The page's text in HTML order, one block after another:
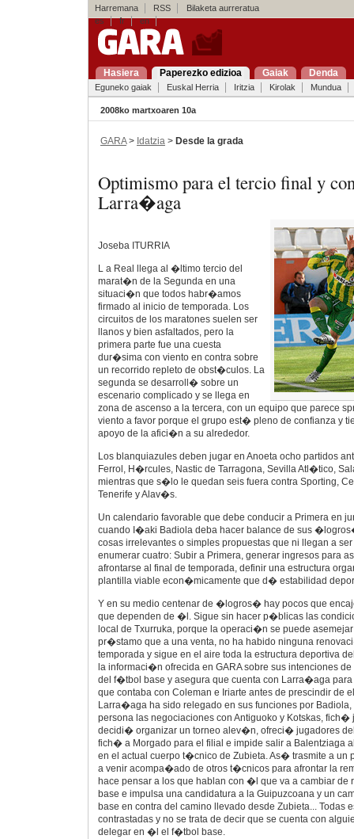
Harremana RSS
Bilaketa aurreratua
es
fr en
Hasiera Paperezko edizioa Gaiak Denda
Eguneko gaiak Euskal Herria Iritzia Kirolak Mundua
2008ko martxoaren 10a
GARA> Idatzia > Desde la grada
Optimismo para el tercio final y
Larra�aga
Joseba ITURRIA
L a Real llega al �ltimo tercio del
marat�n de la Segunda en una
situaci�n que todos habr�amos
firmado al inicio de temporada. Los
circuitos de los maratones suelen ser
llanos y bien asfaltados, pero la
primera parte fue una cuesta
dur�sima con viento en contra sobre
un recorrido repleto de obst�culos. La
segunda se desarroll� sobre un
escenario complicado y se llega en
zona de ascenso a la tercera, con un equipo que parece
viento a favor porque el grupo est� pleno de confianza y
apoyo de la afici�n a su alrededor.
Los blanquiazules deben jugar en Anoeta ocho partidos
Ferrol, H�rcules, Nastic de Tarragona, Sevilla Atl�tico,
mientras que s�lo le quedan seis fuera contra Sporting,
Tenerife y Alav�s.
Un calendario favorable que debe conducir a Primera en
cuando I�aki Badiola deba hacer balance de sus
cosas irrelevantes o simples propuestas que ni llegan a
enumerar cuatro: Subir a Primera, generar ingresos para
afrontarse al final de temporada, definir una estructura
plantilla viable econ�micamente que d� estabilidad
Y en su medio centenar de �logros� hay pocos que
que dependen de �l. Sigue sin hacer p�blicas las
local de Txurruka, porque la operaci�n se puede
pr�stamo que a una venta, no ha habido ninguna
temporada y sigue en el aire toda la estructura deportiva
la informaci�n ofrecida en GARA sobre sus intenciones
del f�tbol base y asegura que cuenta con Larra�aga para
que contaba con Coleman e Iriarte antes de prescindir de
Larra�aga ha sido relegado en sus funciones por
persona las negociaciones con Antiguoko y Kotskas, fich�
decidi� organizar un torneo alev�n, ofreci� jugadores
fich� a Morgado para el filial e impide salir a Balentziaga
en el actual cuerpo t�cnico de Zubieta. As� trasmite a un
a venir acompa�ado de otros t�cnicos para afrontar la
hace pensar a los que hablan con �l que va a cambiar
base e impulsa una candidatura a la Guipuzcoana y un
base en contra del camino llevado desde Zubieta... Todas
contrastadas y no se trata de decir que se cuenta con
delegar en �l el f�tbol base.